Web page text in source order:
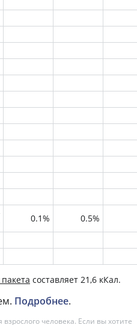
0.1%
0.5%
составляет 21,6 кКал.
Подробнее.
человека. Если вы хотите